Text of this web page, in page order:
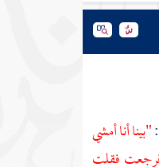
"بينا أنا أمشي
فقلت